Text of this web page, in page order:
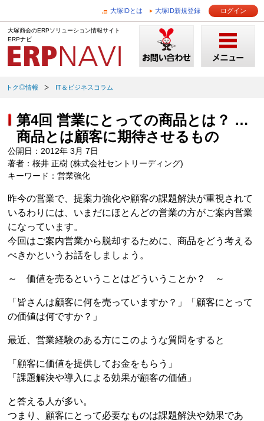
大塚IDとは 大塚ID新規登録 ログイン
大塚商会のERPソリューション情報サイト
ERPナビ
トク◎情報 IT＆ビジネスコラム
第4回 営業にとっての商品とは？ …
商品とは顧客に期待させるもの
公開日：2012年 3月 7日
著者：桜井 正樹 (株式会社セントリーディング)
キーワード：営業強化
昨今の営業で、提案力強化や顧客の課題解決が重視されて
いるわりには、いまだにほとんどの営業の方がご案内営業
になっています。
今回はご案内営業から脱却するために、商品をどう考える
べきかというお話をしましょう。
～ 価値を売るということはどういうことか？ ～
「皆さんは顧客に何を売っていますか？」「顧客にとって
の価値は何ですか？」
最近、営業経験のある方にこのような質問をすると
「顧客に価値を提供してお金をもらう」
「課題解決や導入による効果が顧客の価値」
と答える人が多い。
つまり、顧客にとって必要なものは課題解決や効果であ